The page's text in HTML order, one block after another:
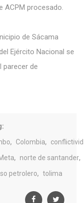
ACPM procesado.
de Sácama
Ejército Nacional se
parecer de
, Colombia,
, norte de santander,
petrolero, tolima